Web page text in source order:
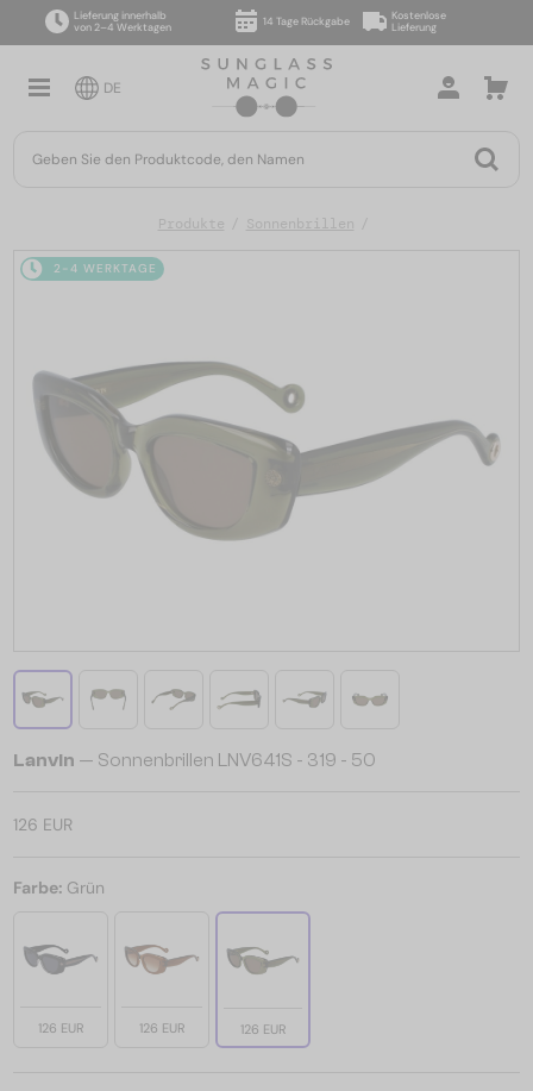
Lieferung innerhalb
von 2–4 Werktagen
14 Tage Rückgabe
Kostenlose
Lieferung
DE
Produkte Sonnenbrillen
2-4 WERKTAGE
Lanvin — Sonnenbrillen LNV641S - 319 - 50
126 EUR
Farbe: Grün
126 EUR 126 EUR 126 EUR